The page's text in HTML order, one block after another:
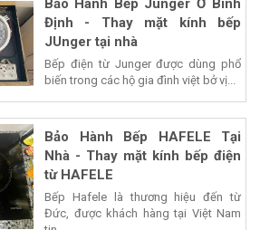
Bảo Hành Bếp Junger Ở Bình
Định - Thay mặt kính bếp
JUnger tại nhà
Bếp điện từ Junger được dùng phổ
biến trong các hộ gia đình việt bở vị...
Bảo Hành Bếp HAFELE Tại
Nhà - Thay mặt kính bếp điện
từ HAFELE
Bếp Hafele là thương hiệu đến từ
Đức, được khách hàng tại Việt Nam